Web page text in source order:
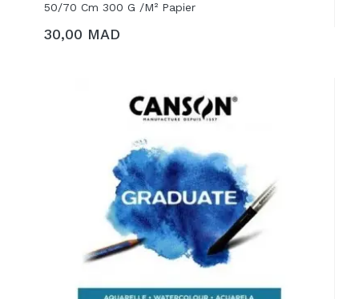
50/70 Cm 300 G /m² Papier
AJOUTER AU PANIER
30,00 MAD